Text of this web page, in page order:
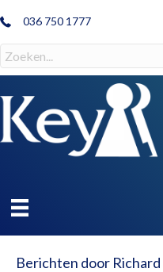
036 750 1777
Berichten door